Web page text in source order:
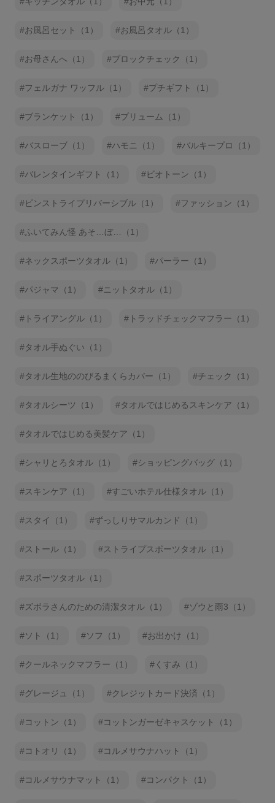
お風呂セット（1） お風呂タオル（1）
お母さんへ（1） ブロックチェック（1）
フェルガナ ワッフル（1） プチギフト（1）
ブランケット（1） プリューム（1）
バスローブ（1） ハモニ（1） バルキープロ（1）
バレンタインギフト（1） ビオトーン（1）
ピンストライプリバーシブル（1） ファッション（1）
ふいてみん怪 あそ…ぼ…（1）
ネックスポーツタオル（1） パーラー（1）
パジャマ（1） ニットタオル（1）
トライアングル（1） トラッドチェックマフラー（1）
タオル手ぬぐい（1）
タオル生地ののびるまくらカバー（1） チェック（1）
タオルシーツ（1） タオルではじめるスキンケア（1）
タオルではじめる美髪ケア（1）
シャリとろタオル（1） ショッピングバッグ（1）
スキンケア（1） すごいホテル仕様タオル（1）
スタイ（1） ずっしりサマルカンド（1）
ストール（1） ストライプスポーツタオル（1）
スポーツタオル（1）
ズボラさんのための清潔タオル（1） ゾウと雨3（1）
ソト（1） ソフ（1） お出かけ（1）
クールネックマフラー（1） くすみ（1）
グレージュ（1） クレジットカード決済（1）
コットン（1） コットンガーゼキャスケット（1）
コトオリ（1） コルメサウナハット（1）
コルメサウナマット（1） コンパクト（1）